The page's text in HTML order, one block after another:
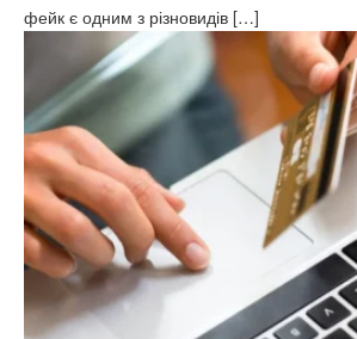
фейк є одним з різновидів […]